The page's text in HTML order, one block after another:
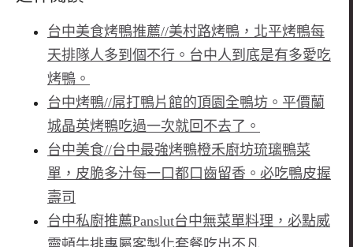
台中美食烤鴨推薦//美村路烤鴨，北平烤鴨每
天排隊人多到個不行。台中人到底是有多愛吃
烤鴨。
台中烤鴨//屌打鴨片館的頂園全鴨坊。平價蘭
城晶英烤鴨吃過一次就回不去了。
台中美食//台中最強烤鴨橙禾廚坊琉璃鴨菜
單，皮脆多汁每一口都口齒留香。必吃鴨皮握
壽司
台中私廚推薦Panslut台中無菜單料理，必點威